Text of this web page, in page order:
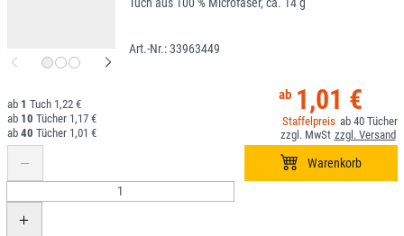
33963449
1,01 €
40
1
1,22 €
10
1,17 €
40
1,01 €